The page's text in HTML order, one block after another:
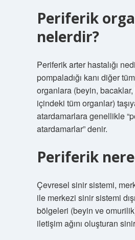
Periferik
nelerdir?
Periferik arter hastalığı
pompaladığı kanı diğer
organlara (beyin, bacaklar,
içindeki tüm organlar)
atardamarlara genellikle
atardamarlar” denir.
Periferik
Çevresel sinir sistemi,
ile merkezi sinir sistemi
bölgeleri (beyin ve
iletişim ağını oluşturan